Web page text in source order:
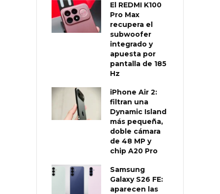
El REDMI K100
Pro Max
recupera el
subwoofer
integrado y
apuesta por
pantalla de 185
Hz
iPhone Air 2:
filtran una
Dynamic Island
más pequeña,
doble cámara
de 48 MP y
chip A20 Pro
Samsung
Galaxy S26 FE:
aparecen las